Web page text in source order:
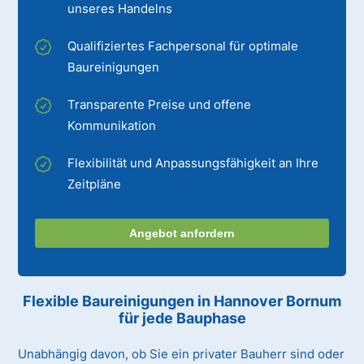
unseres Handelns
Qualifiziertes Fachpersonal für optimale
Baureinigungen
Transparente Preise und offene
Kommunikation
Flexibilität und Anpassungsfähigkeit an Ihre
Zeitpläne
Angebot anfordern
Flexible Baureinigungen in Hannover Bornum
für jede Bauphase
Unabhängig davon, ob Sie ein privater Bauherr sind oder